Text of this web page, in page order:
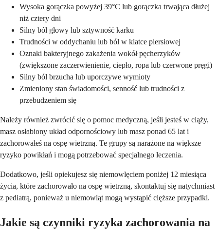
Wysoka gorączka powyżej 39°C lub gorączka trwająca dłużej
niż cztery dni
Silny ból głowy lub sztywność karku
Trudności w oddychaniu lub ból w klatce piersiowej
Oznaki bakteryjnego zakażenia wokół pęcherzyków
(zwiększone zaczerwienienie, ciepło, ropa lub czerwone pręgi)
Silny ból brzucha lub uporczywe wymioty
Zmieniony stan świadomości, senność lub trudności z
przebudzeniem się
Należy również zwrócić się o pomoc medyczną, jeśli jesteś w ciąży,
masz osłabiony układ odpornościowy lub masz ponad 65 lat i
zachorowałeś na ospę wietrzną. Te grupy są narażone na większe
ryzyko powikłań i mogą potrzebować specjalnego leczenia.
Dodatkowo, jeśli opiekujesz się niemowlęciem poniżej 12 miesiąca
życia, które zachorowało na ospę wietrzną, skontaktuj się natychmiast
z pediatrą, ponieważ u niemowląt mogą wystąpić cięższe przypadki.
Jakie są czynniki ryzyka zachorowania na